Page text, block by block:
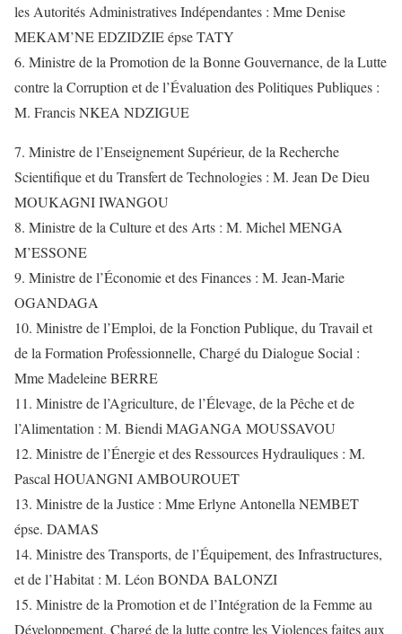
les Autorités Administratives Indépendantes : Mme Denise
MEKAM’NE EDZIDZIE épse TATY
6. Ministre de la Promotion de la Bonne Gouvernance, de la Lutte
contre la Corruption et de l’Évaluation des Politiques Publiques :
M. Francis NKEA NDZIGUE
7. Ministre de l’Enseignement Supérieur, de la Recherche
Scientifique et du Transfert de Technologies : M. Jean De Dieu
MOUKAGNI IWANGOU
8. Ministre de la Culture et des Arts : M. Michel MENGA
M’ESSONE
9. Ministre de l’Économie et des Finances : M. Jean-Marie
OGANDAGA
10. Ministre de l’Emploi, de la Fonction Publique, du Travail et
de la Formation Professionnelle, Chargé du Dialogue Social :
Mme Madeleine BERRE
11. Ministre de l’Agriculture, de l’Élevage, de la Pêche et de
l’Alimentation : M. Biendi MAGANGA MOUSSAVOU
12. Ministre de l’Énergie et des Ressources Hydrauliques : M.
Pascal HOUANGNI AMBOUROUET
13. Ministre de la Justice : Mme Erlyne Antonella NEMBET
épse. DAMAS
14. Ministre des Transports, de l’Équipement, des Infrastructures,
et de l’Habitat : M. Léon BONDA BALONZI
15. Ministre de la Promotion et de l’Intégration de la Femme au
Développement, Chargé de la lutte contre les Violences faites aux